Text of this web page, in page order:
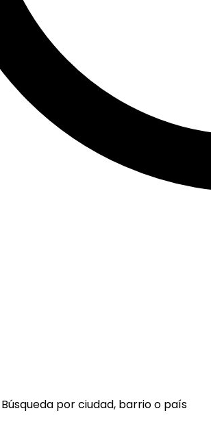
Búsqueda por ciudad, barrio o país